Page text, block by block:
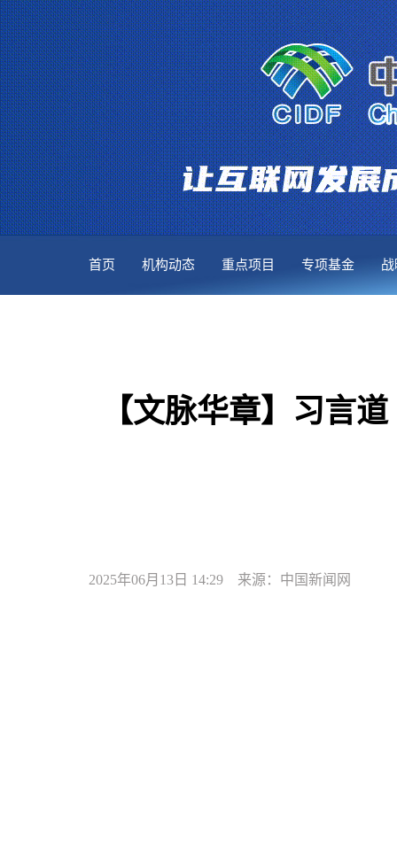
首页 机构动态 重点项目 专项基金
【文脉华章】习言
2025年06月13日 14:29 来源：中国新闻网